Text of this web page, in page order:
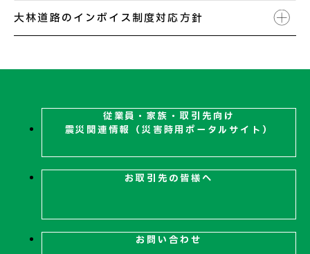
下記バナーより請求書提出先を選択し、「支払通知サ
イト」にログインしてご覧ください。
が必要となります。
大林道路株式会社
別海アスコンJV 釜石大船渡アスコンJV
双葉中央アスコンJV 千葉りんかいアスコンJV
大林道路のインボイス制度対応方針
適格請求書発行事業者登録をしないことを理由にし
て、一方的な取引打ち切りや、消費税相当額の一部ま
課税事業者に転換したお取引先様より、従前、免税
に従来どおりの単価に据え置く行為をいたしませ
従業員・家族・取引先向け
震災関連情報（災害時用ポータルサイト）
お取引先の皆様へ
お問い合わせ